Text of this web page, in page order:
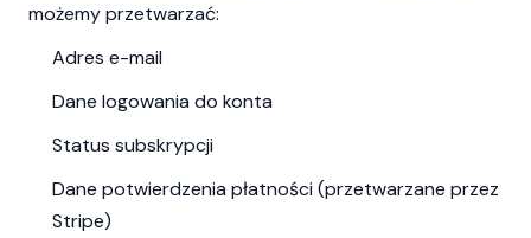
możemy przetwarzać:
Adres e-mail
Dane logowania do konta
Status subskrypcji
Dane potwierdzenia płatności (przetwarzane przez
Stripe)